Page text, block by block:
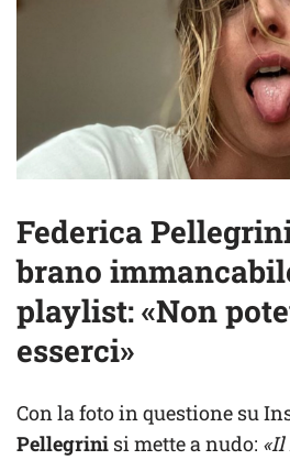
Federica
brano
playlist: «Non
esserci»
Con la foto in questione su
Pellegrini si mette a nudo: